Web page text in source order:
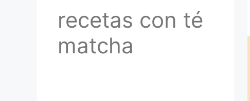
recetas con té
matcha